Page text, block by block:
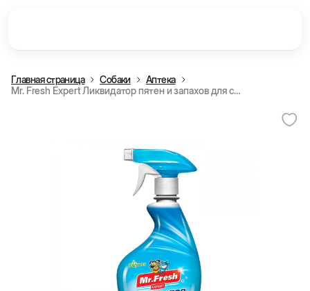
Главная страница Собаки
Аптека
Mr. Fresh Expert Ликвидатор пятен и запахов для собак 500 мл